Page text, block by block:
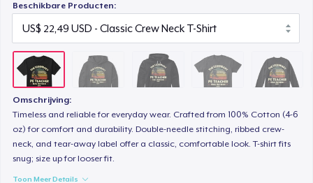
Beschikbare Producten:
Omschrijving:
Timeless and reliable for everyday wear. Crafted from 100% Cotton (4-6
oz) for comfort and durability. Double-needle stitching, ribbed crew-
neck, and tear-away label offer a classic, comfortable look. T-shirt fits
snug; size up for looser fit.
Toon Meer Details
Premium V-Neck Tee
US$ 27,49
Women's Premium V-Neck Tee
US$ 27,49
Premium Long Sleeve Tee
US$ 29,99